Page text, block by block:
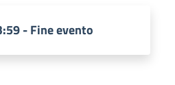
- Fine evento